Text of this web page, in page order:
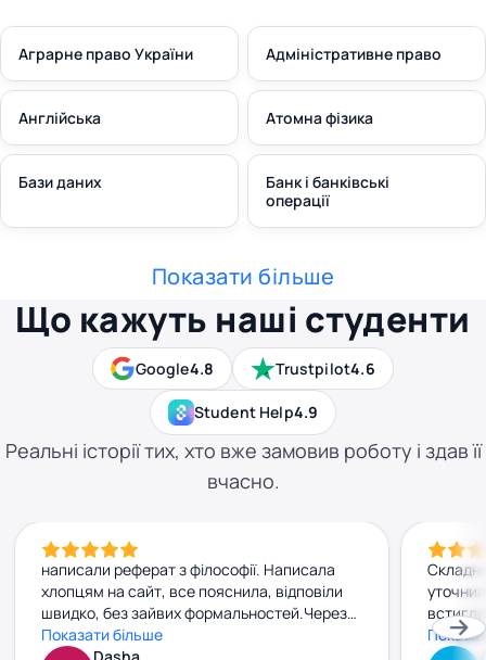
Аграрне право України Адміністративне право
Англійська Атомна фізика
Бази даних
Банк і банківські
операції
Показати більше
Google4.8 Trustpilot4.6
Student Help4.9
Що кажуть наші студенти
Реальні історії тих, хто вже замовив роботу і здав її
вчасно.
написали реферат з філософії. Написала
хлопцям на сайт, все пояснила, відповіли
швидко, без зайвих формальностей.Через
добу вже мала готову роботу. Текст
Показати більше